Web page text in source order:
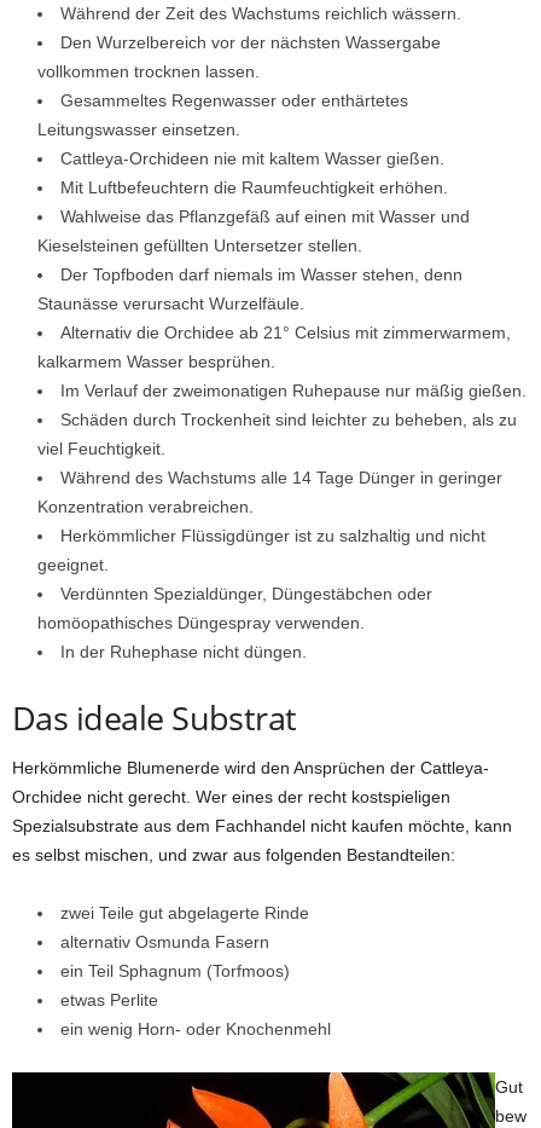
Während der Zeit des Wachstums reichlich wässern.
Den Wurzelbereich vor der nächsten Wassergabe
vollkommen trocknen lassen.
Gesammeltes Regenwasser oder enthärtetes
Leitungswasser einsetzen.
Cattleya-Orchideen nie mit kaltem Wasser gießen.
Mit Luftbefeuchtern die Raumfeuchtigkeit erhöhen.
Wahlweise das Pflanzgefäß auf einen mit Wasser und
Kieselsteinen gefüllten Untersetzer stellen.
Der Topfboden darf niemals im Wasser stehen, denn
Staunässe verursacht Wurzelfäule.
Alternativ die Orchidee ab 21° Celsius mit zimmerwarmem,
kalkarmem Wasser besprühen.
Im Verlauf der zweimonatigen Ruhepause nur mäßig gießen.
Schäden durch Trockenheit sind leichter zu beheben, als zu
viel Feuchtigkeit.
Während des Wachstums alle 14 Tage Dünger in geringer
Konzentration verabreichen.
Herkömmlicher Flüssigdünger ist zu salzhaltig und nicht
geeignet.
Verdünnten Spezialdünger, Düngestäbchen oder
homöopathisches Düngespray verwenden.
In der Ruhephase nicht düngen.
Das ideale Substrat
Herkömmliche Blumenerde wird den Ansprüchen der Cattleya-
Orchidee nicht gerecht. Wer eines der recht kostspieligen
Spezialsubstrate aus dem Fachhandel nicht kaufen möchte, kann
es selbst mischen, und zwar aus folgenden Bestandteilen:
zwei Teile gut abgelagerte Rinde
alternativ Osmunda Fasern
ein Teil Sphagnum (Torfmoos)
etwas Perlite
ein wenig Horn- oder Knochenmehl
Gut
bew